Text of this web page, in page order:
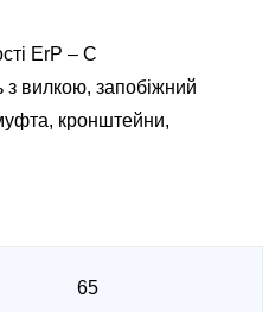
ErP – С
з вилкою, запобіжний
кронштейни,
65